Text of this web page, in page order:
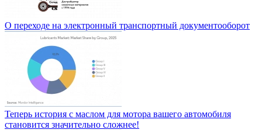
О переходе на электронный транспортный документооборот
Теперь история с маслом для мотора вашего автомобиля
становится значительно сложнее!